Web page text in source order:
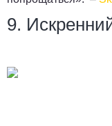
9.